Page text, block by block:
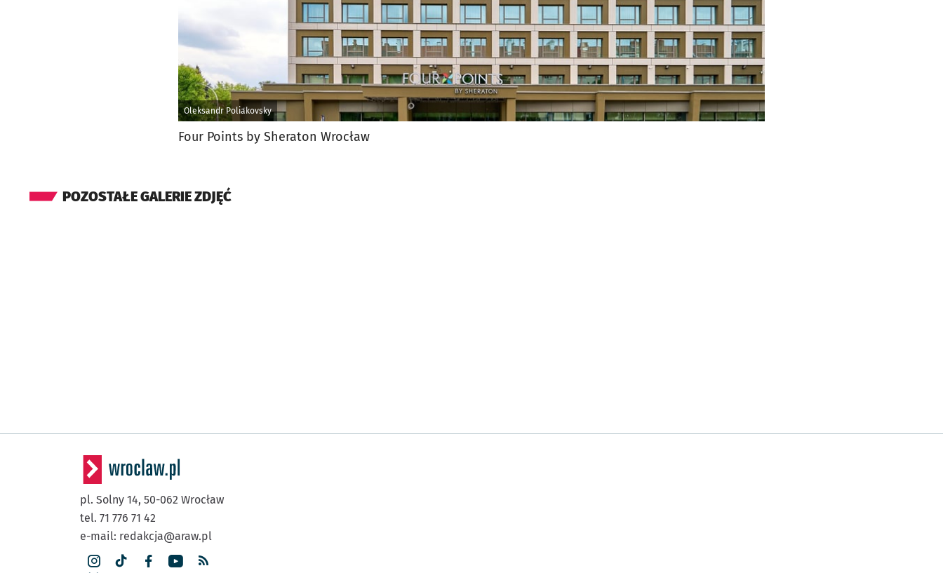
Oleksandr Poliakovsky
Four Points by Sheraton Wrocław
POZOSTAŁE GALERIE ZDJĘĆ
pl. Solny 14, 50-062 Wrocław
tel. 71 776 71 42
e-mail: redakcja@araw.pl